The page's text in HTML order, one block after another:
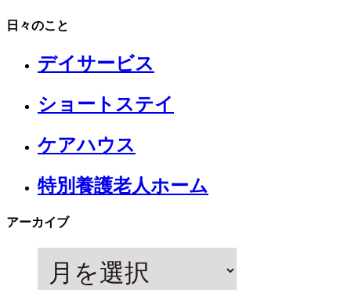
日々のこと
デイサービス
ショートステイ
ケアハウス
特別養護老人ホーム
アーカイブ